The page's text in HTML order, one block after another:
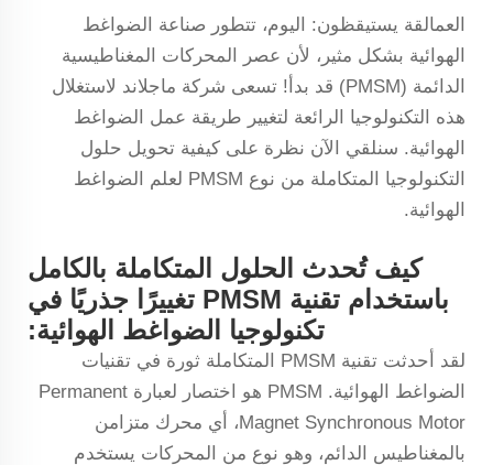
العمالقة يستيقظون: اليوم، تتطور صناعة الضواغط
الهوائية بشكل مثير، لأن عصر المحركات المغناطيسية
الدائمة (PMSM) قد بدأ! تسعى شركة ماجلاند لاستغلال
هذه التكنولوجيا الرائعة لتغيير طريقة عمل الضواغط
الهوائية. سنلقي الآن نظرة على كيفية تحويل حلول
التكنولوجيا المتكاملة من نوع PMSM لعلم الضواغط
الهوائية.
كيف تُحدث الحلول المتكاملة بالكامل
باستخدام تقنية PMSM تغييرًا جذريًا في
تكنولوجيا الضواغط الهوائية:
لقد أحدثت تقنية PMSM المتكاملة ثورة في تقنيات
الضواغط الهوائية. PMSM هو اختصار لعبارة Permanent
Magnet Synchronous Motor، أي محرك متزامن
بالمغناطيس الدائم، وهو نوع من المحركات يستخدم